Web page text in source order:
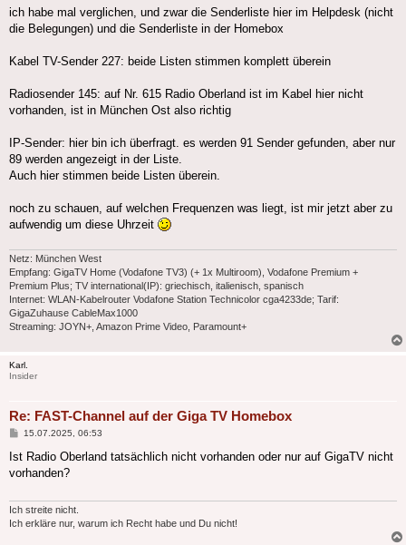
ich habe mal verglichen, und zwar die Senderliste hier im Helpdesk (nicht
die Belegungen) und die Senderliste in der Homebox
Kabel TV-Sender 227: beide Listen stimmen komplett überein
Radiosender 145: auf Nr. 615 Radio Oberland ist im Kabel hier nicht
vorhanden, ist in München Ost also richtig
IP-Sender: hier bin ich überfragt. es werden 91 Sender gefunden, aber nur
89 werden angezeigt in der Liste.
Auch hier stimmen beide Listen überein.
noch zu schauen, auf welchen Frequenzen was liegt, ist mir jetzt aber zu
aufwendig um diese Uhrzeit
Netz: München West
Empfang: GigaTV Home (Vodafone TV3) (+ 1x Multiroom), Vodafone Premium +
Premium Plus; TV international(IP): griechisch, italienisch, spanisch
Internet: WLAN-Kabelrouter Vodafone Station Technicolor cga4233de; Tarif:
GigaZuhause CableMax1000
Streaming: JOYN+, Amazon Prime Video, Paramount+
Karl.
Insider
Re: FAST-Channel auf der Giga TV Homebox
Beitrag
15.07.2025, 06:53
Ist Radio Oberland tatsächlich nicht vorhanden oder nur auf GigaTV nicht
vorhanden?
Ich streite nicht.
Ich erkläre nur, warum ich Recht habe und Du nicht!